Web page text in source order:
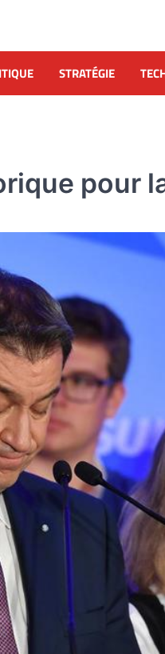
STRATÉGIE
pour la